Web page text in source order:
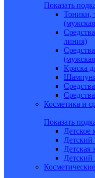
Показать
Тоники,
линия)
Краска
Косметика и
Показать
Детское
Детская
Детский